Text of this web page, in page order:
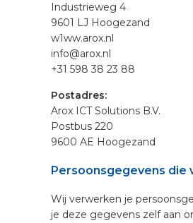
Industrieweg 4
9601 LJ Hoogezand
w1ww.arox.nl
info@arox.nl
+31 598 38 23 88
Postadres:
Arox ICT Solutions B.V.
Postbus 220
9600 AE Hoogezand
Persoonsgegevens die
Wij verwerken je
je deze gegevens zelf aan